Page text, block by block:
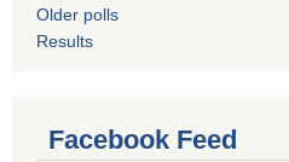
Older polls
Results
Facebook Feed